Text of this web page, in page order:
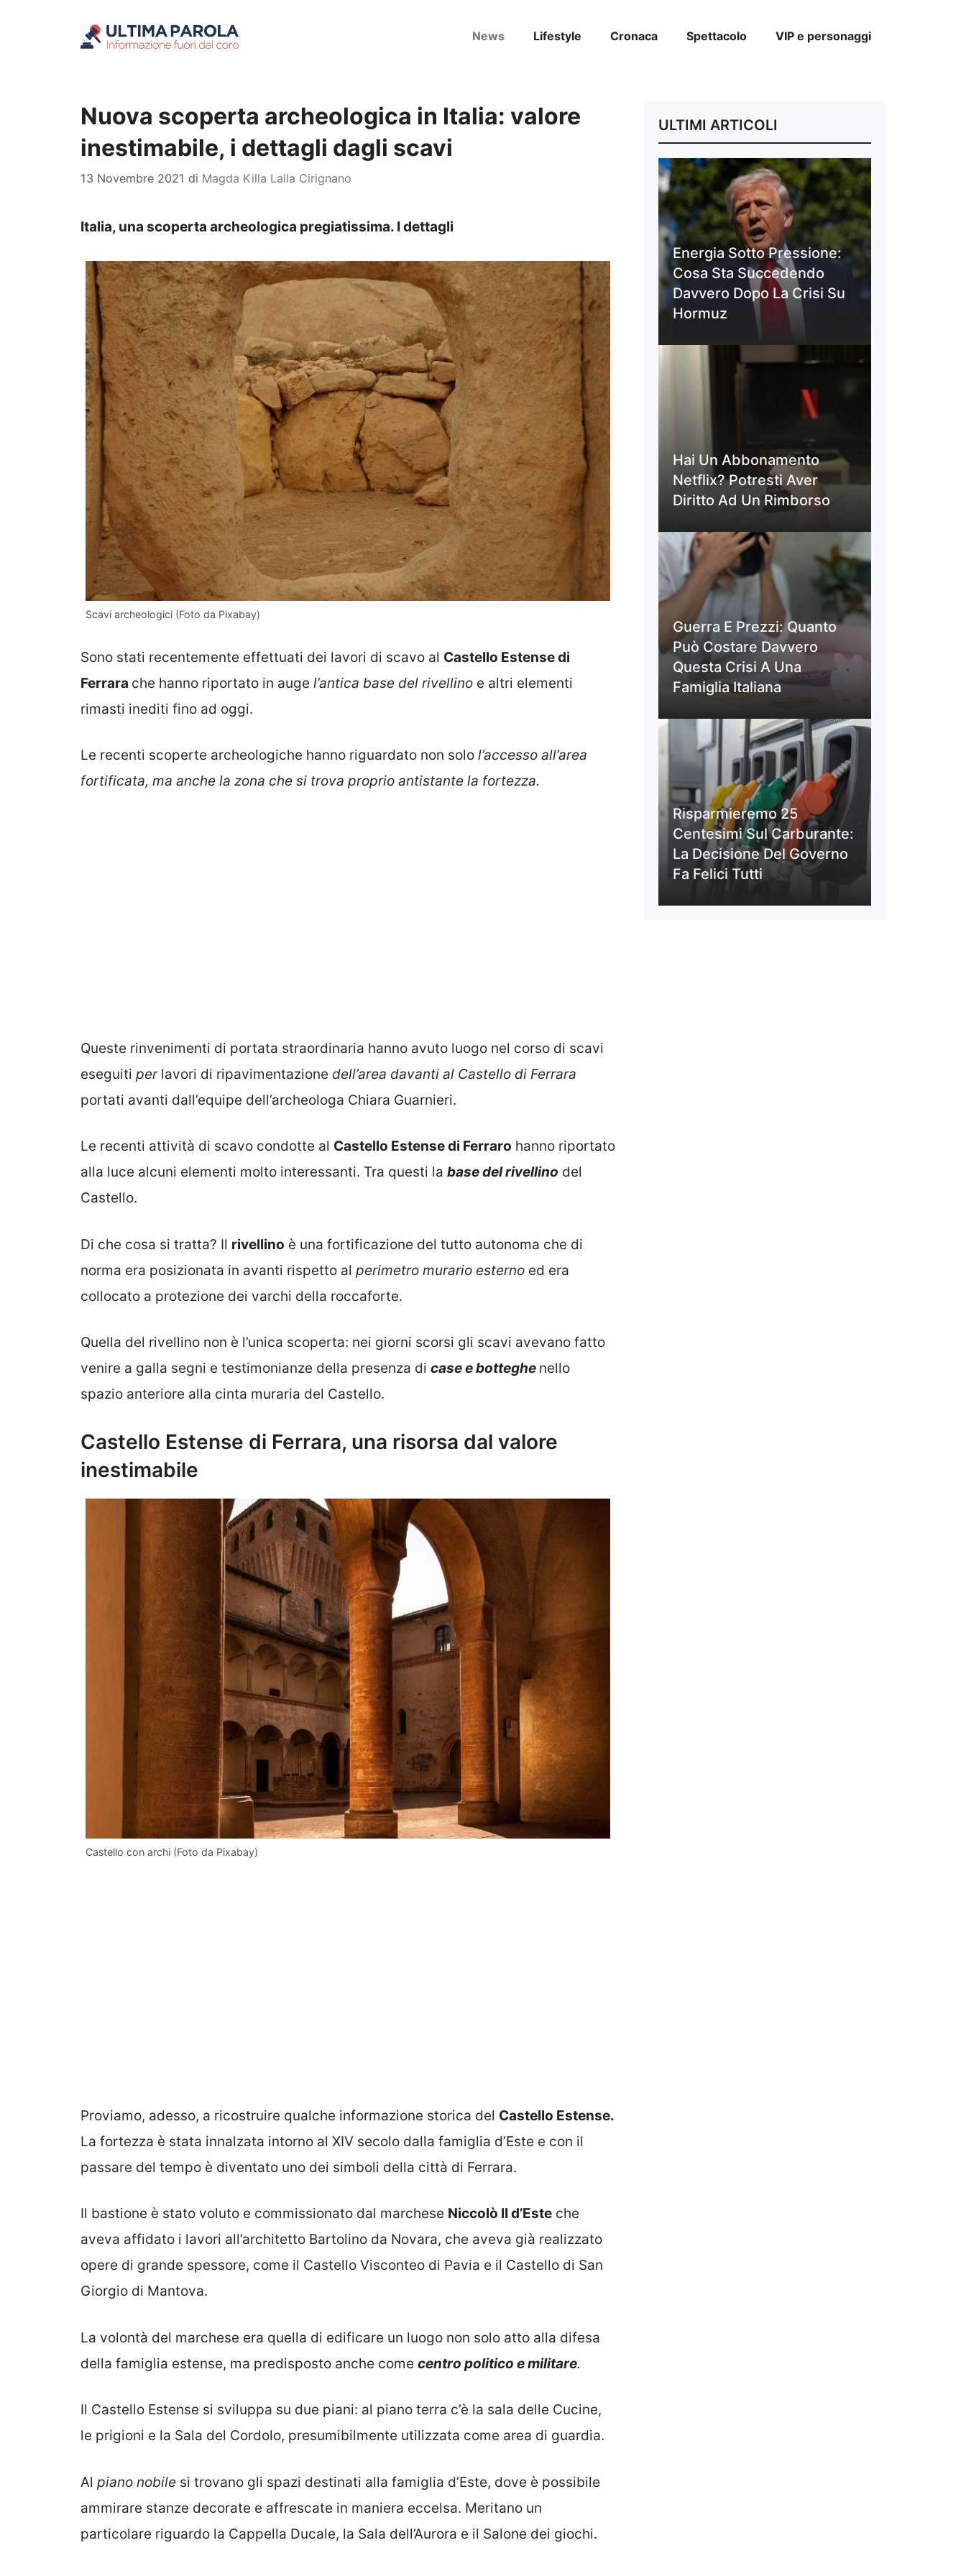
News Lifestyle Cronaca Spettacolo VIP e personaggi
Nuova scoperta archeologica in Italia: valore
inestimabile, i dettagli dagli scavi
13 Novembre 2021 di Magda Killa Lalla Cirignano
Italia, una scoperta archeologica pregiatissima. I dettagli
Scavi archeologici (Foto da Pixabay)
Sono stati recentemente effettuati dei lavori di scavo al Castello Estense di
Ferrara che hanno riportato in auge l’antica base del rivellino e altri elementi
rimasti inediti fino ad oggi.
Le recenti scoperte archeologiche hanno riguardato non solo l’accesso all’area
fortificata, ma anche la zona che si trova proprio antistante la fortezza.
Queste rinvenimenti di portata straordinaria hanno avuto luogo nel corso di scavi
eseguiti per lavori di ripavimentazione dell’area davanti al Castello di Ferrara
portati avanti dall’equipe dell’archeologa Chiara Guarnieri.
Le recenti attività di scavo condotte al Castello Estense di Ferraro hanno riportato
alla luce alcuni elementi molto interessanti. Tra questi la base del rivellino del
Castello.
Di che cosa si tratta? Il rivellino è una fortificazione del tutto autonoma che di
norma era posizionata in avanti rispetto al perimetro murario esterno ed era
collocato a protezione dei varchi della roccaforte.
Quella del rivellino non è l’unica scoperta: nei giorni scorsi gli scavi avevano fatto
venire a galla segni e testimonianze della presenza di case e botteghe nello
spazio anteriore alla cinta muraria del Castello.
Castello Estense di Ferrara, una risorsa dal valore
inestimabile
Castello con archi (Foto da Pixabay)
Proviamo, adesso, a ricostruire qualche informazione storica del Castello Estense.
La fortezza è stata innalzata intorno al XIV secolo dalla famiglia d’Este e con il
passare del tempo è diventato uno dei simboli della città di Ferrara.
Il bastione è stato voluto e commissionato dal marchese Niccolò II d’Este che
aveva affidato i lavori all’architetto Bartolino da Novara, che aveva già realizzato
opere di grande spessore, come il Castello Visconteo di Pavia e il Castello di San
Giorgio di Mantova.
La volontà del marchese era quella di edificare un luogo non solo atto alla difesa
della famiglia estense, ma predisposto anche come centro politico e militare.
Il Castello Estense si sviluppa su due piani: al piano terra c’è la sala delle Cucine,
le prigioni e la Sala del Cordolo, presumibilmente utilizzata come area di guardia.
Al piano nobile si trovano gli spazi destinati alla famiglia d’Este, dove è possibile
ammirare stanze decorate e affrescate in maniera eccelsa. Meritano un
particolare riguardo la Cappella Ducale, la Sala dell’Aurora e il Salone dei giochi.
ULTIMI ARTICOLI
Energia Sotto Pressione:
Cosa Sta Succedendo
Davvero Dopo La Crisi Su
Hormuz
Hai Un Abbonamento
Netflix? Potresti Aver
Diritto Ad Un Rimborso
Guerra E Prezzi: Quanto
Può Costare Davvero
Questa Crisi A Una
Famiglia Italiana
Risparmieremo 25
Centesimi Sul Carburante:
La Decisione Del Governo
Fa Felici Tutti